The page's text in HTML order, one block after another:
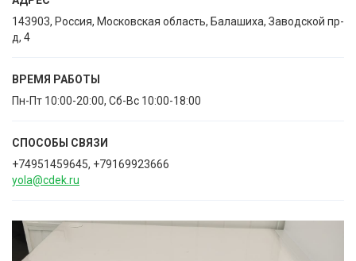
143903, Россия, Московская область, Балашиха, Заводской пр-
д, 4
ВРЕМЯ РАБОТЫ
Пн-Пт 10:00-20:00, Сб-Вс 10:00-18:00
СПОСОБЫ CВЯЗИ
+74951459645, +79169923666
yola@cdek.ru